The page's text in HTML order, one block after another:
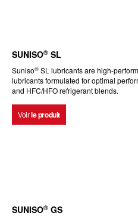
SUNISO® SL
Suniso® SL lubricants are high-
lubricants formulated for optimal
and HFC/HFO refrigerant blends.
Voirle produit
SUNISO® GS